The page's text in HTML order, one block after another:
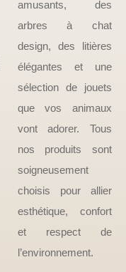
amusants, des
arbres à chat
design, des litières
élégantes et une
sélection de jouets
que vos animaux
vont adorer. Tous
nos produits sont
soigneusement
choisis pour allier
esthétique, confort
et respect de
l’environnement.